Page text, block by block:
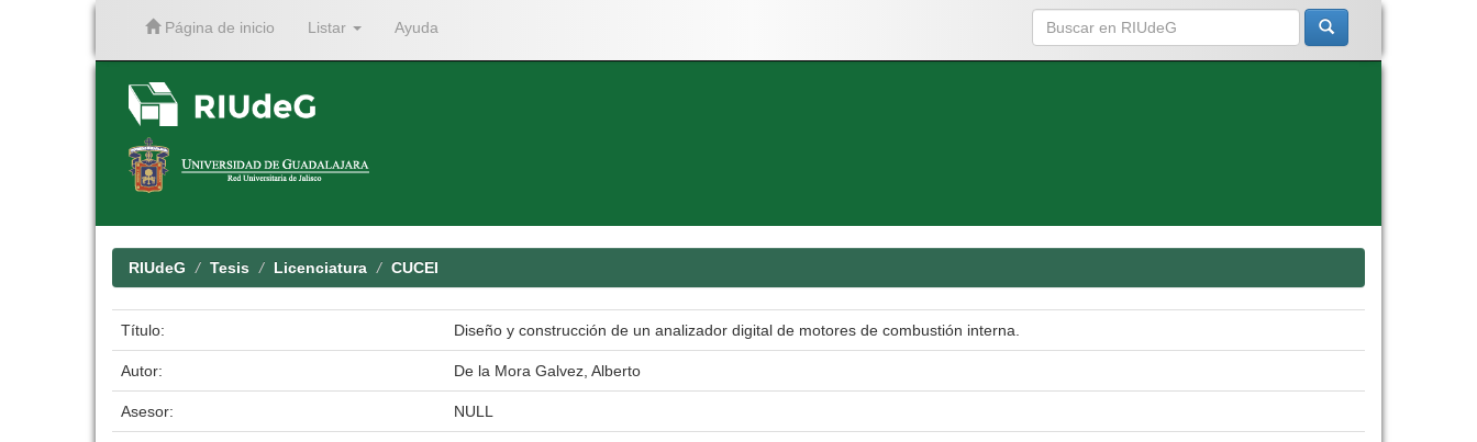
Página de inicio Listar Ayuda
RIUdeG Tesis Licenciatura CUCEI
Título: Diseño y construcción de un analizador digital de motores de combustión interna.
Autor: De la Mora Galvez, Alberto
Asesor: NULL